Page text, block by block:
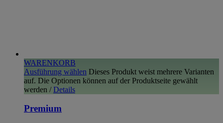
WARENKORB
Ausführung wählen Dieses Produkt weist mehrere Varianten
auf. Die Optionen können auf der Produktseite gewählt
werden / Details
Premium